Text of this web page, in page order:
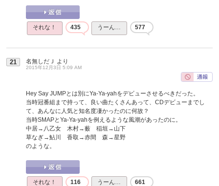
それな！ 435 うーん… 577
21 名無しだＪ より
2015年12月3日 5:09 AM
Hey Say JUMPとは別にYa-Ya-yahをデビューさせるべきだった。
当時冠番組まで持って、良い曲たくさんあって、CDデビューまでし
て、あんなに人気と知名度凄かったのに何故？
当時SMAPとYa-Ya-yahを例えるような風潮があったのに。
中居→八乙女 木村→薮 稲垣→山下
草なぎ→鮎川 香取→赤間 森→星野
のような。
それな！ 116 うーん… 661